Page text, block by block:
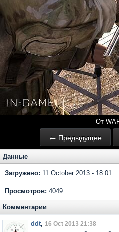
От
← Предыдущее
Данные
Загружено: 11 October 2013 - 18:01
Просмотров: 4049
Комментарии
ddt, 16 Oct 2013 21:38